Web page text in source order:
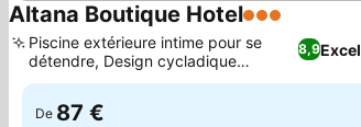
Altana Boutique Hotel3 Étoiles
8,9
Piscine extérieure intime pour se
détendre, Design cycladique
authentique
De 87 €